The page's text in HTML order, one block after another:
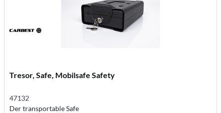
Tresor, Safe, Mobilsafe Safety
47132
Der transportable Safe